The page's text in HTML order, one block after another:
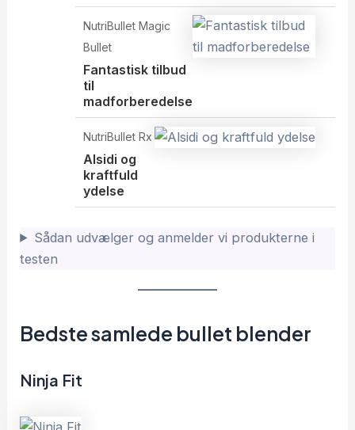
NutriBullet Magic
Bullet
Fantastisk tilbud
til
madforberedelse
NutriBullet Rx
Alsidi og
kraftfuld
ydelse
Sådan udvælger og anmelder vi produkterne i
testen
Bedste samlede bullet blender
Ninja Fit